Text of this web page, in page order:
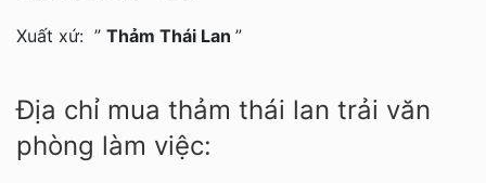
Xuất xứ: ” Thảm Thái Lan ”
Địa chỉ mua thảm thái lan trải văn
phòng làm việc: